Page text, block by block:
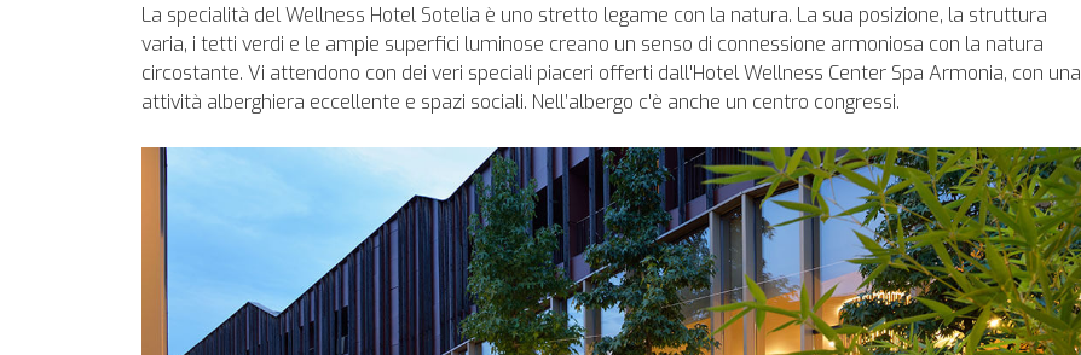
La specialità del Wellness Hotel Sotelia è uno stretto legame con la natura. La sua posizione, la struttura
varia, i tetti verdi e le ampie superfici luminose creano un senso di connessione armoniosa con la natura
circostante. Vi attendono con dei veri speciali piaceri offerti dall'Hotel Wellness Center Spa Armonia, con una
attività alberghiera eccellente e spazi sociali. Nell’albergo c'è anche un centro congressi.